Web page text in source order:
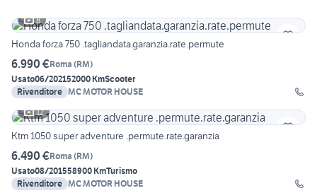
8
Honda forza 750 .tagliandata.garanzia.rate.permute
6.990 €Roma (RM)
Usato06/202152000 KmScooter
Rivenditore MC MOTOR HOUSE
12
Ktm 1050 super adventure .permute.rate.garanzia
6.490 €Roma (RM)
Usato08/201558900 KmTurismo
Rivenditore MC MOTOR HOUSE